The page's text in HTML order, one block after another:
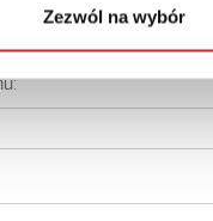
Zezwól na wybór